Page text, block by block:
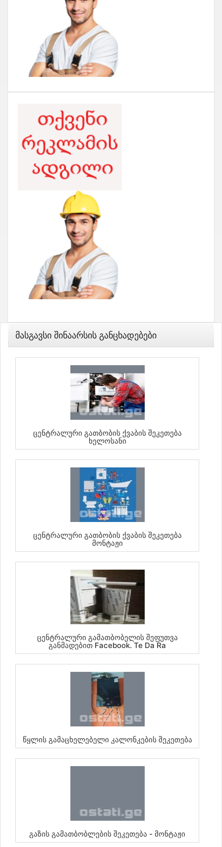
Მასგავსი Შინაარსის Განცხადებები
Ცენტრალური Გათბობის Ქვაბის Შეკეთება
Ხელოსანი
Ცენტრალური Გათბობის Ქვაბის Შეკეთება
Მონტაჟი
Ცენტრალური Გამათბობელის Შეფუთვა
Განმადებით Facebook. Te Da Ra
Წყლის Გამაცხელებელი Კალონკების Შეკეთება
Გაზის Გამათბობლების Შეკეთება - Მონტაჟი